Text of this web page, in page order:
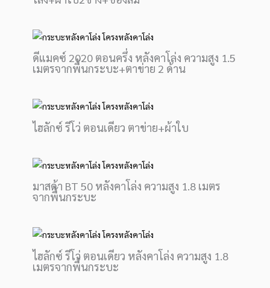
ดีแมคซ์ 2020 ตอนครึ่ง หลังคาโล่ง ความสูง 1.5
เมตรจากพื้นกระบะ+ตาข่าย 2 ด้าน
ไฮลักซ์ รีโว่ ตอนเดียว ตาข่าย+ผ้าใบ
มาสด้า BT 50 หลังคาโล่ง ความสูง 1.8 เมตร
จากพื้นกระบะ
ไฮลักซ์ รีโว่ ตอนเดียว หลังคาโล่ง ความสูง 1.8
เมตรจากพื้นกระบะ